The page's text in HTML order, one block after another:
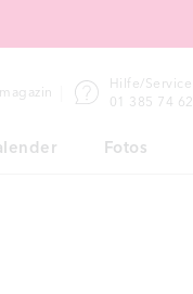
Hilfe/Service
01 385 74 62
Fotos